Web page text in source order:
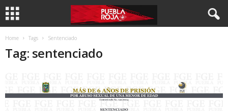
Home Tags Sentenciado
Tag: sentenciado